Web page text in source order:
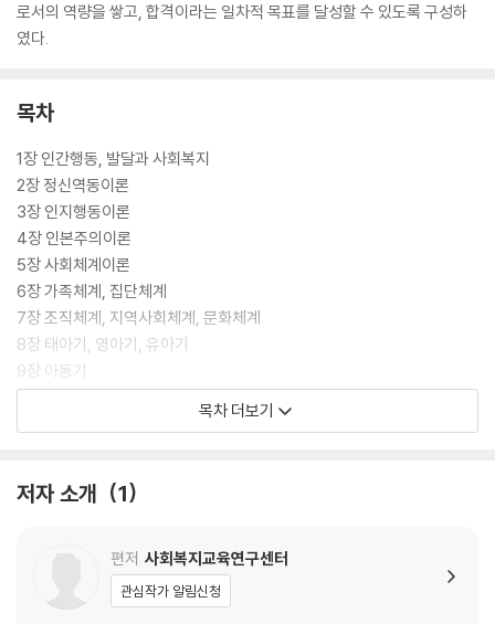
로서의 역량을 쌓고, 합격이라는 일차적 목표를 달성할 수 있도록 구성하
였다.
목차
1장 인간행동, 발달과 사회복지
2장 정신역동이론
3장 인지행동이론
4장 인본주의이론
5장 사회체계이론
6장 가족체계, 집단체계
7장 조직체계, 지역사회체계, 문화체계
8장 태아기, 영아기, 유아기
9장 아동기
10장 청소년기
목차 더보기
저자 소개 1
편저 사회복지교육연구센터
관심작가 알림신청